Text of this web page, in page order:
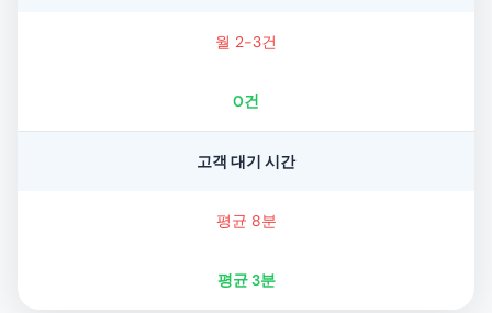
월 2-3건
0건
고객 대기 시간
평균 8분
평균 3분